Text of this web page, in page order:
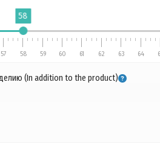
58
57 58 59 60 61 62 63 64
(In addition to the product)